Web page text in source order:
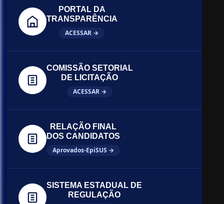
PORTAL DA
TRANSPARÊNCIA
ACESSAR →
COMISSÃO SETORIAL
DE LICITAÇÃO
ACESSAR →
RELAÇÃO FINAL
DOS CANDIDATOS
Aprovados-EpiSUS →
SISTEMA ESTADUAL DE
REGULAÇÃO